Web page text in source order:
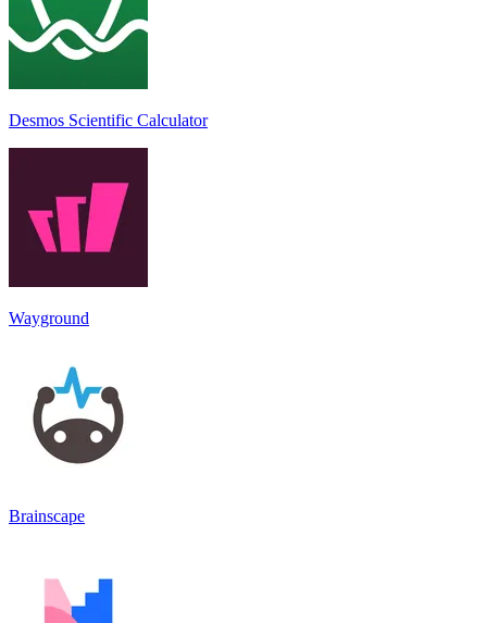
Desmos Scientific Calculator
Wayground
Brainscape